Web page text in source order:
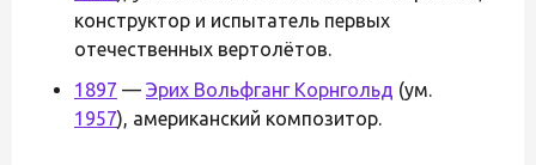
конструктор и испытатель первых
отечественных вертолётов.
1897 — Эрих Вольфганг Корнгольд (ум.
1957), американский композитор.